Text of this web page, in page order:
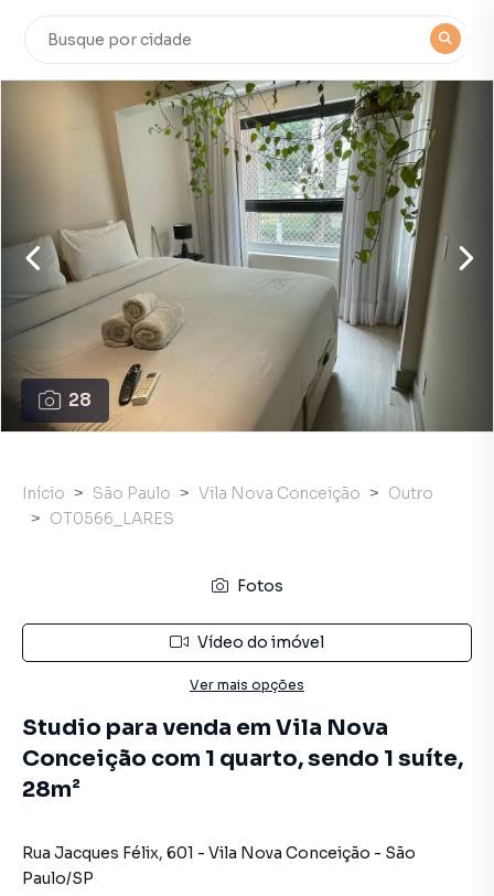
28
Início São Paulo Vila Nova Conceição
Outro
OT0566_LARES
Fotos
Vídeo do imóvel
Ver mais opções
Studio para venda em Vila Nova
Conceição com 1 quarto, sendo 1 suíte,
28m²
Rua Jacques Félix, 601 - Vila Nova Conceição - São
Paulo/SP